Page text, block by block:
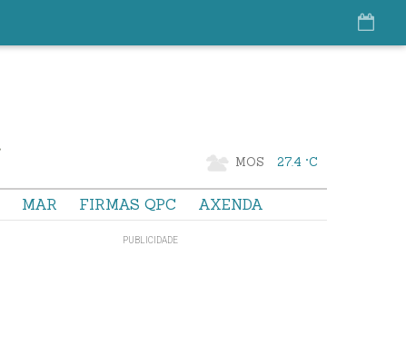
MOS 27.4 °C
MAR FIRMAS QPC AXENDA